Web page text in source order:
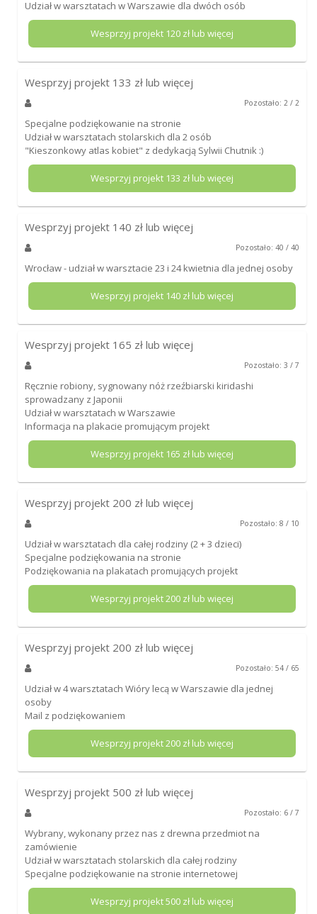
Udział w warsztatach w Warszawie dla dwóch osób
Wesprzyj projekt 120zł lub więcej
Wesprzyj projekt 133 zł lub więcej
Pozostało: 2 / 2
Specjalne podziękowanie na stronie
Udział w warsztatach stolarskich dla 2 osób
"Kieszonkowy atlas kobiet" z dedykacją Sylwii Chutnik :)
Wesprzyj projekt 133 zł lub więcej
Wesprzyj projekt 140 zł lub więcej
Pozostało: 40 / 40
Wrocław - udział w warsztacie 23 i 24 kwietnia dla jednej osoby
Wesprzyj projekt 140zł lub więcej
Wesprzyj projekt 165 zł lub więcej
Pozostało: 3 / 7
Ręcznie robiony, sygnowany nóż rzeźbiarski kiridashi
sprowadzany z Japonii
Udział w warsztatach w Warszawie
Informacja na plakacie promującym projekt
Wesprzyj projekt 165 zł lub więcej
Wesprzyj projekt 200 zł lub więcej
Pozostało: 8 / 10
Udział w warsztatach dla całej rodziny (2 + 3 dzieci)
Specjalne podziękowania na stronie
Podziękowania na plakatach promujących projekt
Wesprzyj projekt200zł lub więcej
Wesprzyj projekt 200 zł lub więcej
Pozostało: 54 / 65
Udział w 4 warsztatach Wióry lecą w Warszawie dla jednej
osoby
Mail z podziękowaniem
Wesprzyj projekt200zł lub więcej
Wesprzyj projekt 500 zł lub więcej
Pozostało: 6 / 7
Wybrany, wykonany przez nas z drewna przedmiot na
zamówienie
Udział w warsztatach stolarskich dla całej rodziny
Specjalne podziękowanie na stronie internetowej
Wesprzyj projekt500zł lub więcej